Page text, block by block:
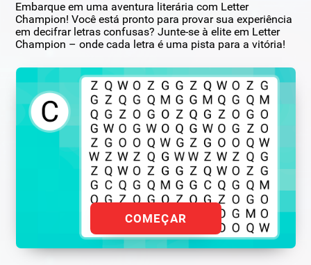
Embarque em uma aventura literária com Letter
Champion! Você está pronto para provar sua experiência
em decifrar letras confusas? Junte-se à elite em Letter
Champion – onde cada letra é uma pista para a vitória!
COMEÇAR